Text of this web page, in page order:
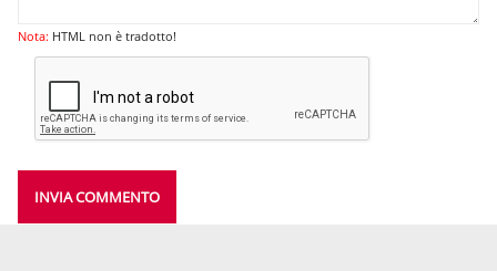
Nota: HTML non è tradotto!
INVIA COMMENTO